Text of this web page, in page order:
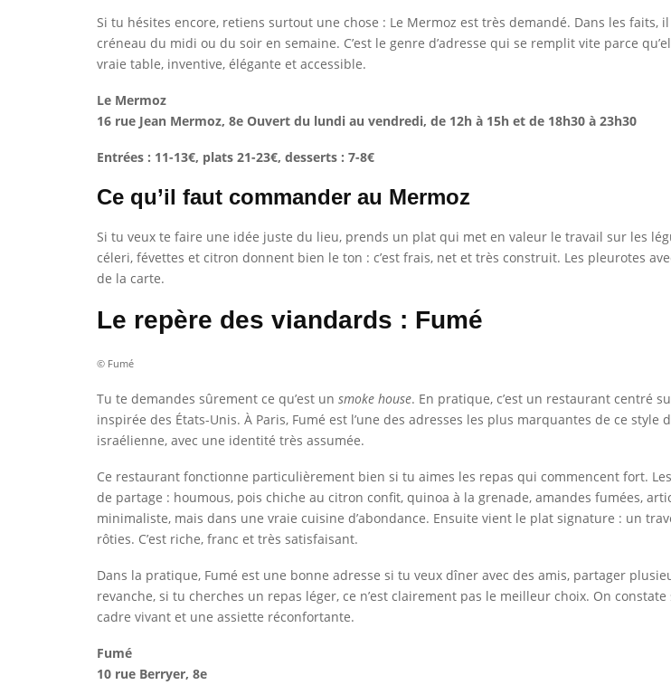
Si tu hésites encore, retiens surtout une chose : Le Mermoz est très demandé. Dans les
créneau du midi ou du soir en semaine. C’est le genre d’adresse qui se remplit vite parce
vraie table, inventive, élégante et accessible.
Le Mermoz
16 rue Jean Mermoz, 8e Ouvert du lundi au vendredi, de 12h à 15h et de 18h30 à 23h30
Entrées : 11-13€, plats 21-23€, desserts : 7-8€
Ce qu’il faut commander au Mermoz
Si tu veux te faire une idée juste du lieu, prends un plat qui met en valeur le travail sur les
céleri, févettes et citron donnent bien le ton : c’est frais, net et très construit. Les pleurotes
de la carte.
Le repère des viandards : Fumé
© Fumé
Tu te demandes sûrement ce qu’est un smoke house. En pratique, c’est un restaurant centré
inspirée des États-Unis. À Paris, Fumé est l’une des adresses les plus marquantes de ce
israélienne, avec une identité très assumée.
Ce restaurant fonctionne particulièrement bien si tu aimes les repas qui commencent fort.
de partage : houmous, pois chiche au citron confit, quinoa à la grenade, amandes fumées,
minimaliste, mais dans une vraie cuisine d’abondance. Ensuite vient le plat signature : un
rôties. C’est riche, franc et très satisfaisant.
Dans la pratique, Fumé est une bonne adresse si tu veux dîner avec des amis, partager
revanche, si tu cherches un repas léger, ce n’est clairement pas le meilleur choix. On
cadre vivant et une assiette réconfortante.
Fumé
10 rue Berryer, 8e